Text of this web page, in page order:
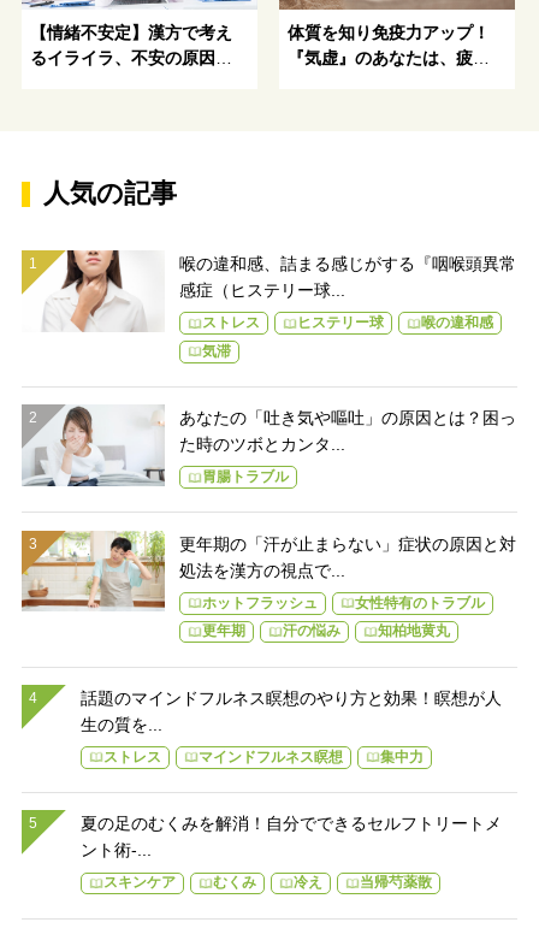
【情緒不安定】漢方で考え
るイライラ、不安の原因と
体質を知り免疫力アップ！
『気虚』のあなたは、疲れ
人気の記事
喉の違和感、詰まる感じがする『咽喉頭異常
感症（ヒステリー球...
ストレス ヒステリー球
喉の違和感
気滞
あなたの「吐き気や嘔吐」の原因とは？困っ
た時のツボとカンタ...
胃腸トラブル
更年期の「汗が止まらない」症状の原因と対
処法を漢方の視点で...
ホットフラッシュ
女性特有のトラブル
更年期
汗の悩み 知柏地黄丸
話題のマインドフルネス瞑想のやり方と効果！瞑想が人
生の質を...
ストレス マインドフルネス瞑想 集中力
夏の足のむくみを解消！自分でできるセルフトリートメ
ント術-...
スキンケア むくみ 冷え 当帰芍薬散